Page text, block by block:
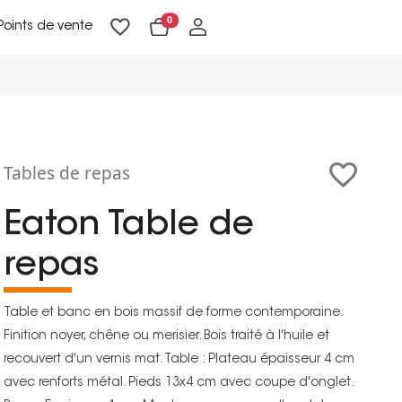
de vente 0
Tables de repas
Eaton Table de
repas
Table et banc en bois massif de forme contemporaine.
Finition noyer, chêne ou merisier. Bois traité à l'huile et
recouvert d'un vernis mat. Table : Plateau épaisseur 4 cm
avec renforts métal. Pieds 13x4 cm avec coupe d'onglet.